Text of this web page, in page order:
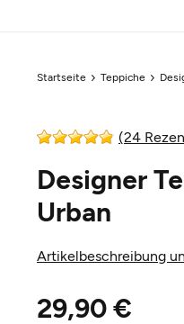
Startseite Teppiche
(24
Designer
Urban
Artikelbeschreibung
29,90 €